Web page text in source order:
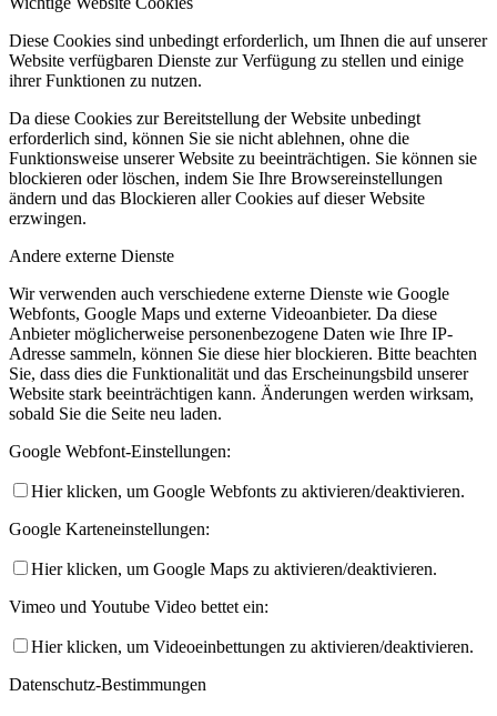
Diese Cookies sind unbedingt erforderlich, um Ihnen die auf unserer
Website verfügbaren Dienste zur Verfügung zu stellen und einige
ihrer Funktionen zu nutzen.
Da diese Cookies zur Bereitstellung der Website unbedingt
erforderlich sind, können Sie sie nicht ablehnen, ohne die
Funktionsweise unserer Website zu beeinträchtigen. Sie können sie
blockieren oder löschen, indem Sie Ihre Browsereinstellungen
ändern und das Blockieren aller Cookies auf dieser Website
erzwingen.
Andere externe Dienste
Wir verwenden auch verschiedene externe Dienste wie Google
Webfonts, Google Maps und externe Videoanbieter. Da diese
Anbieter möglicherweise personenbezogene Daten wie Ihre IP-
Adresse sammeln, können Sie diese hier blockieren. Bitte beachten
Sie, dass dies die Funktionalität und das Erscheinungsbild unserer
Website stark beeinträchtigen kann. Änderungen werden wirksam,
sobald Sie die Seite neu laden.
Google Webfont-Einstellungen:
Hier klicken, um Google Webfonts zu aktivieren/deaktivieren.
Google Karteneinstellungen:
Hier klicken, um Google Maps zu aktivieren/deaktivieren.
Vimeo und Youtube Video bettet ein:
Hier klicken, um Videoeinbettungen zu aktivieren/deaktivieren.
Datenschutz-Bestimmungen